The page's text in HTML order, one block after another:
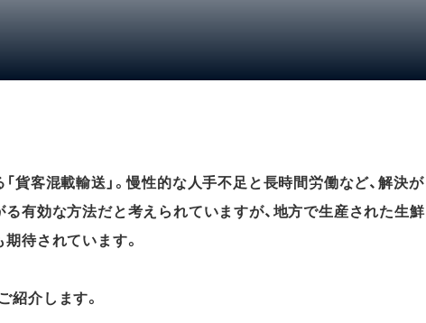
貨客混載輸送」。慢性的な人手不足と長時間労働など、解決が
有効な方法だと考えられていますが、地方で生産された生鮮
待されています。
紹介します。